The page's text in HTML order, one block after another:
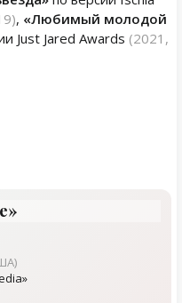
, «Любимый молодой
Just Jared Awards (2021,